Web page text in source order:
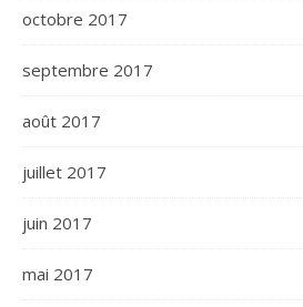
octobre 2017
septembre 2017
août 2017
juillet 2017
juin 2017
mai 2017